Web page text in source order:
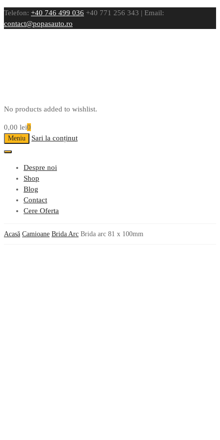
Telefon: +40 746 499 036 +40 771 256 343 | Email:
contact@popasauto.ro
No products added to wishlist.
0,00 lei0
Meniu Sari la conținut
Despre noi
Shop
Blog
Contact
Cere Oferta
Acasă Camioane Brida Arc Brida arc 81 x 100mm